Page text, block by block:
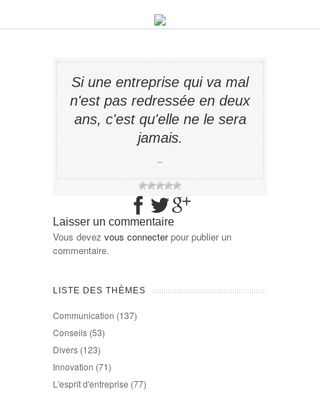
Si une entreprise qui va mal
n'est pas redressée en deux
ans, c'est qu'elle ne le sera
jamais.
−
Laisser un commentaire
Vous devez vous connecterpour publier un
commentaire.
LISTE DES THÈMES
Communication (137)
Conseils (53)
Divers (123)
Innovation (71)
L'esprit d'entreprise (77)